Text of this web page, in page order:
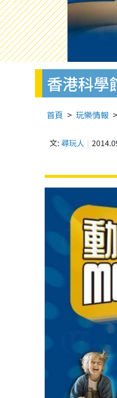
香港科學
首頁 玩樂情報
文: 尋玩人